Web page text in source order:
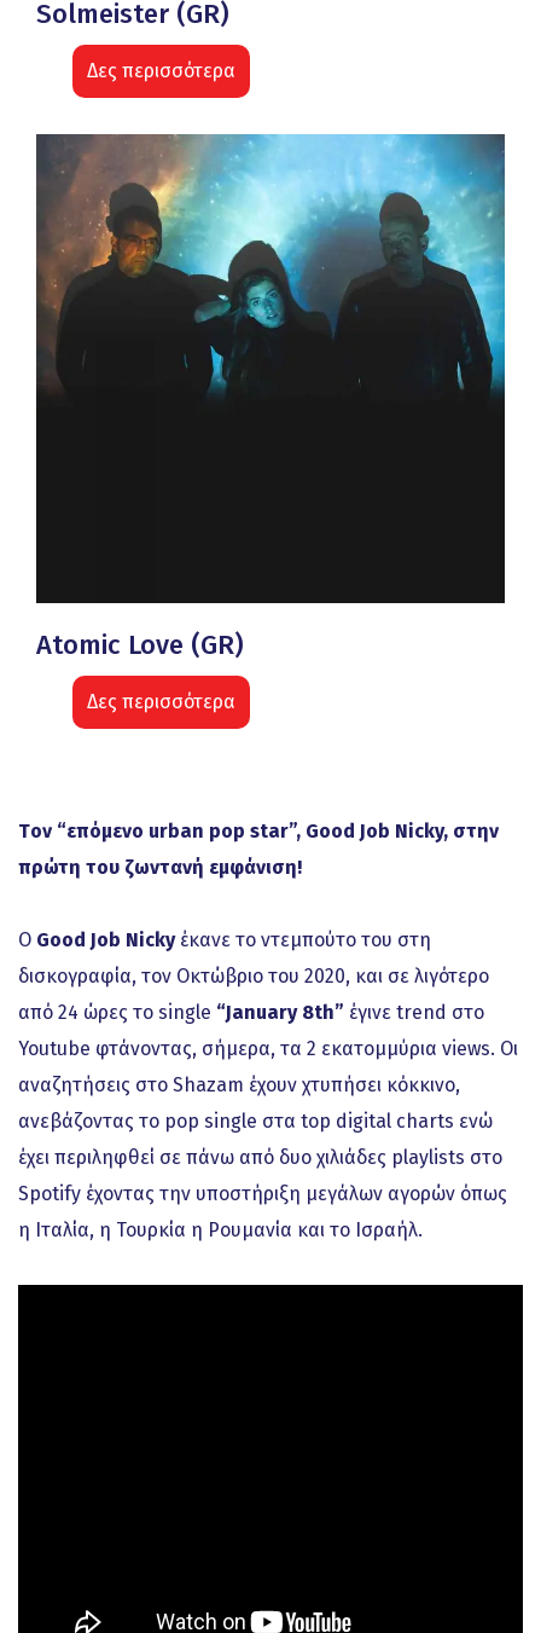
Solmeister (GR)
Δες περισσότερα
Atomic Love (GR)
Δες περισσότερα
Tον “επόμενο urban pop star”, Goοd Job Nicky, στην
πρώτη του ζωντανή εμφάνιση!
Ο Good Job Nickyέκανε το ντεμπούτο του στη
δισκογραφία, τον Οκτώβριο του 2020, και σε λιγότερο
από 24 ώρες το single “January 8th” έγινε trend στο
Youtube φτάνοντας, σήμερα, τα 2 εκατομμύρια views. Οι
αναζητήσεις στο Shazam έχουν χτυπήσει κόκκινο,
ανεβάζοντας το pop single στα top digital charts ενώ
έχει περιληφθεί σε πάνω από δυο χιλιάδες playlists στο
Spotify έχοντας την υποστήριξη μεγάλων αγορών όπως
η Ιταλία, η Τουρκία η Ρουμανία και το Ισραήλ.